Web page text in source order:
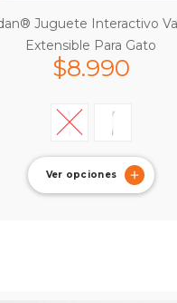
Juguete Interactivo
Extensible Para Gato
$8.990
Ver opciones